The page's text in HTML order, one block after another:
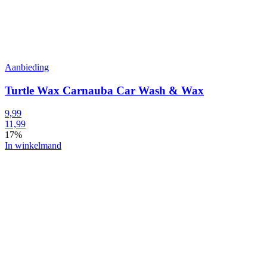
Aanbieding
Turtle Wax Carnauba Car Wash & Wax
9,99
11,99
17%
In winkelmand